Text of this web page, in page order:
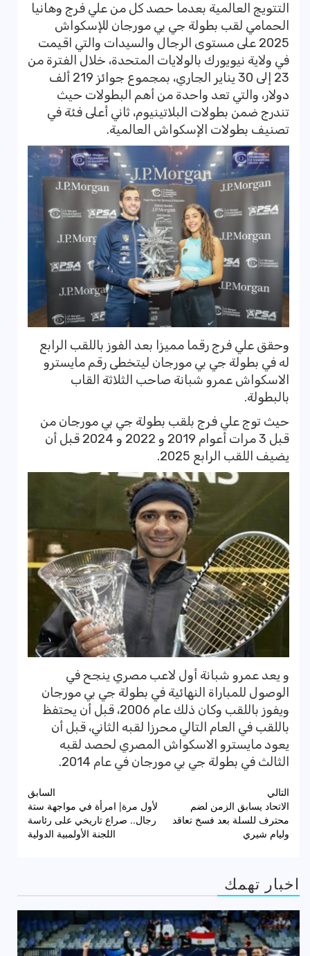
التتويج العالمية بعدما حصد كل من علي فرج وهانيا
الحمامي لقب بطولة جي بي مورجان للإسكواش
2025 على مستوى الرجال والسيدات والتي اقيمت
في ولاية نيويورك بالولايات المتحدة، خلال الفترة من
23 إلى 30 يناير الجاري، بمجموع جوائز 219 ألف
دولار، والتي تعد واحدة من أهم البطولات حيث
تندرج ضمن بطولات البلاتينيوم، ثاني أعلى فئة في
تصنيف بطولات الإسكواش العالمية.
وحقق علي فرج رقما مميزا بعد الفوز باللقب الرابع
له في بطولة جي بي مورجان ليتخطى رقم مايسترو
الاسكواش عمرو شبانة صاحب الثلاثة القاب
بالبطولة.
حيث توج علي فرج بلقب بطولة جي بي مورجان من
قبل 3 مرات أعوام 2019 و 2022 و 2024 قبل أن
يضيف اللقب الرابع 2025.
و يعد عمرو شبانة أول لاعب مصري ينجح في
الوصول للمباراة النهائية في بطولة جي بي مورجان
ويفوز باللقب وكان ذلك عام 2006، قبل أن يحتفظ
باللقب في العام التالي محرزا لقبه الثاني، قبل أن
يعود مايسترو الاسكواش المصري لحصد لقبه
الثالث في بطولة جي بي مورجان في عام 2014.
تصفّح
المقالات
السابق
لأول مرة| امرأة في مواجهة ستة
رجال.. صراع تاريخي على رئاسة
اللجنة الأولمبية الدولية
التالي
الاتحاد يسابق الزمن لضم
محترف للسلة بعد فسخ تعاقد
وليام شيري
اخبار تهمك